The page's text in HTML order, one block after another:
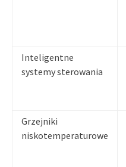
Inteligentne
systemy sterowania
Grzejniki
niskotemperaturowe